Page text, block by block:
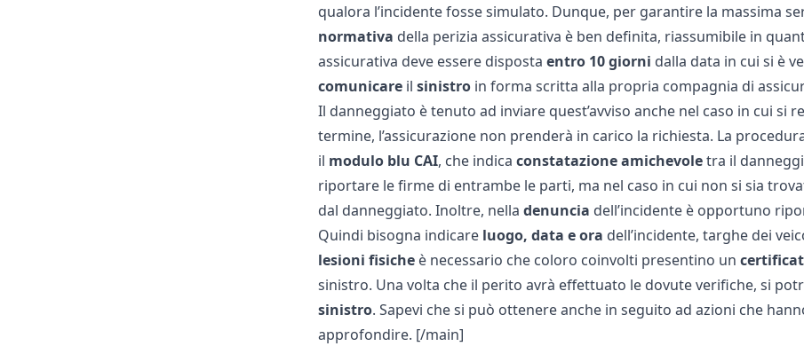
qualora l’incidente fosse simulato. Dunque, per garantire la massima
normativa della perizia assicurativa è ben definita, riassumibile in
assicurativa deve essere disposta entro 10 giorni dalla data in cui si è
comunicareil sinistroin forma scritta alla propria compagnia di
Il danneggiato è tenuto ad inviare quest’avviso anche nel caso in cui si
termine, l’assicurazione non prenderà in carico la richiesta. La
il modulo blu CAI, che indica constatazione amichevoletra il
riportare le firme di entrambe le parti, ma nel caso in cui non si sia
dal danneggiato. Inoltre, nella denuncia dell’incidente è opportuno
Quindi bisogna indicare luogo, data e ora dell’incidente, targhe dei
lesioni fisicheè necessario che coloro coinvolti presentino un
sinistro. Una volta che il perito avrà effettuato le dovute verifiche, si
sinistro. Sapevi che si può ottenere anche in seguito ad azioni che
approfondire. [/main]